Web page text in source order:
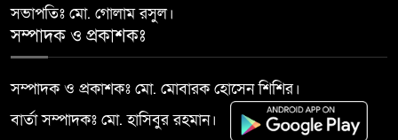
সভাপতিঃ মো. গোলাম রসুল।
সম্পাদক ও প্রকাশকঃ
সম্পাদক ও প্রকাশকঃ মো. মোবারক হোসেন শিশির।
বার্তা সম্পাদকঃ মো. হাসিবুর রহমান।